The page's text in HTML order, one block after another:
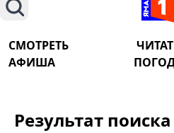
Поиск
СМОТРЕТЬ
АФИША
Результат